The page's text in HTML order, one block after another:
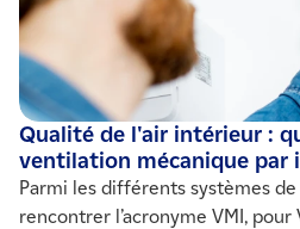
Qualité de l'air intérieur :
ventilation mécanique par
Parmi les différents systèmes
rencontrer l’acronyme VMI,